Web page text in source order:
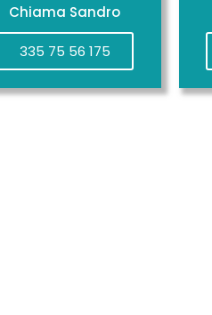
Chiama Sandro
335 75 56 175